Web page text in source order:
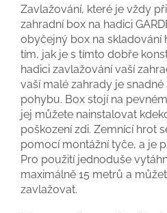
Zavlažování, které je vždy
zahradní box na hadici
obyčejný box na skladování
tím, jak je s tímto dobře
hadici zavlažování vaší
vaší malé zahrady je
pohybu. Box stojí na
jej můžete nainstalovat
poškození zdi. Zemnící hrot
pomocí montážní tyče, a je
Pro použití jednoduše
maximálně 15 metrů a
zavlažovat.